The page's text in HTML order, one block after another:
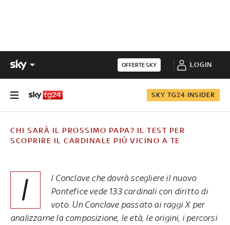
OFFERTE SKY LOGIN
SKY TG24 INSIDER
CHI SARÀ IL PROSSIMO PAPA? IL TEST PER
SCOPRIRE IL CARDINALE PIÙ VICINO A TE
I
l Conclave che dovrà scegliere il nuovo
Pontefice vede 133 cardinali con diritto di
voto. Un Conclave passato ai raggi X per
analizzarne la composizione, le età, le origini, i percorsi